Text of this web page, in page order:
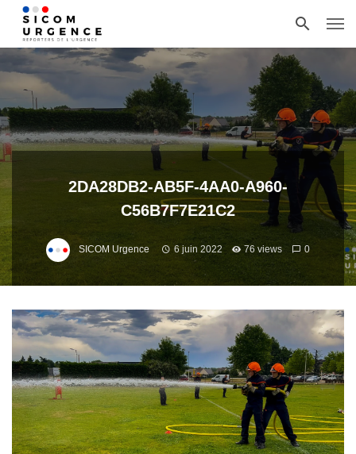
2DA28DB2-AB5F-4AA0-A960-
C56B7F7E21C2
SICOM Urgence 6 juin 2022 76 views 0